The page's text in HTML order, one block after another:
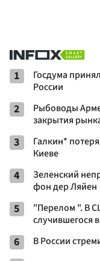
1
Госдума
России
2
Рыбоводы
закрытия
3
Галкин*
Киеве
4
Зеленский
фон дер Ляйен
5
"Перелом ". В
случившегося
6 В России